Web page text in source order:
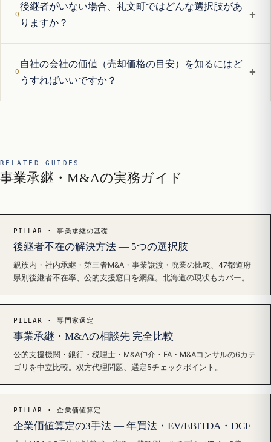
後継者がいない場合、礼文町ではどんな選択肢があ
りますか？
+
自社の会社の価値（売却価格の目安）を知るにはど
うすればいいですか？
+
RELATED GUIDES
事業承継・M&Aの実務ガイド
PILLAR · 事業承継の基礎
後継者不在の解決方法 — 5つの選択肢
親族内・社内承継・第三者M&A・事業譲渡・廃業の比較、47都道府
県別後継者不在率、公的支援窓口を網羅。北海道の現状もカバー。
PILLAR · 専門家選定
事業承継・M&Aの相談先 完全比較
公的支援機関・銀行・税理士・M&A仲介・FA・M&Aコンサルの6カテ
ゴリを中立比較。双方代理問題、選定5チェックポイント。
PILLAR · 企業価値算定
企業価値算定の3手法 — 年買法・EV/EBITDA・DCF